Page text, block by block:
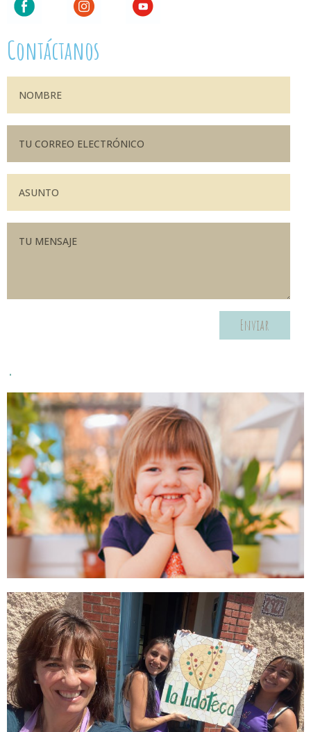
Contáctanos
Enviar
.